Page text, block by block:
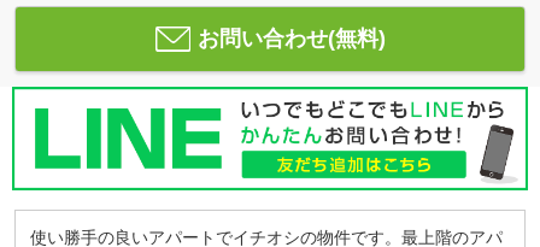
お問い合わせ(無料)
使い勝手の良いアパートでイチオシの物件です。最上階のアパ